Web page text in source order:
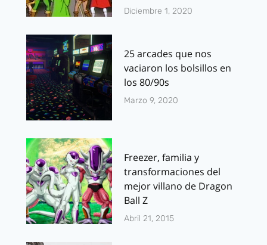
Diciembre 1, 2020
25 arcades que nos
vaciaron los bolsillos en
los 80/90s
Marzo 9, 2020
Freezer, familia y
transformaciones del
mejor villano de Dragon
Ball Z
Abril 21, 2015